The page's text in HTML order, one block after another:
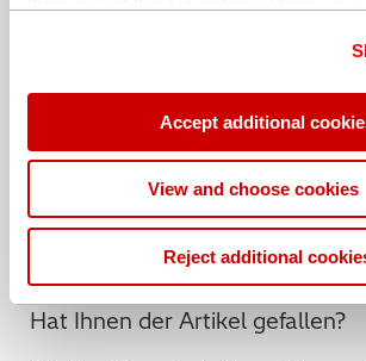
Accept additional
View and choose cookies
Reject additional
Metallherstellung freizusetzen.
Möchten Sie mit unseren Experten
Kontaktieren Sie uns, um Ihre
Hat Ihnen der Artikel gefallen?